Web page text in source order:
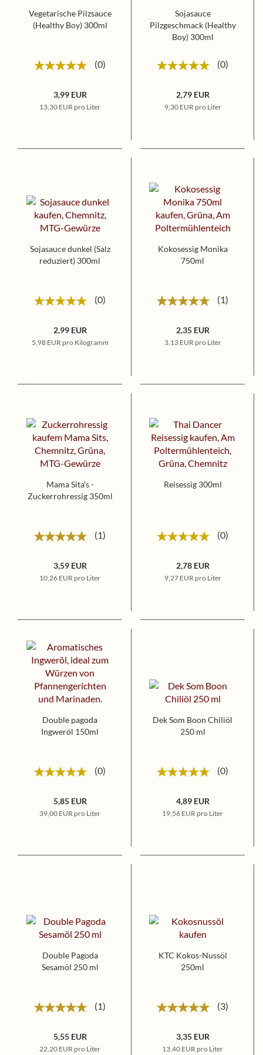
Vegetarische Pilzsauce
(Healthy Boy) 300ml
0
3,99 EUR
13,30 EUR pro Liter
Sojasauce
Pilzgeschmack (Healthy
Boy) 300ml
0
2,79 EUR
9,30 EUR pro Liter
Sojasauce dunkel (Salz
reduziert) 300ml
0
2,99 EUR
5,98 EUR pro Kilogramm
Kokosessig Monika
750ml
1
2,35 EUR
3,13 EUR pro Liter
Mama Sita's -
Zuckerrohressig 350ml
1
3,59 EUR
10,26 EUR pro Liter
Reisessig 300ml
0
2,78 EUR
9,27 EUR pro Liter
Double pagoda
Ingweröl 150ml
0
5,85 EUR
39,00 EUR pro Liter
Dek Som Boon Chiliöl
250 ml
0
4,89 EUR
19,56 EUR pro Liter
Double Pagoda
Sesamöl 250 ml
1
5,55 EUR
22,20 EUR pro Liter
KTC Kokos-Nussöl
250ml
3
3,35 EUR
13,40 EUR pro Liter